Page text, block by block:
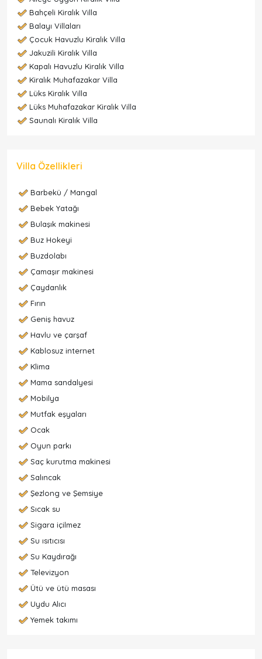
Bahçeli Kiralık Villa
Balayı Villaları
Çocuk Havuzlu Kiralık Villa
Jakuzili Kiralık Villa
Kapalı Havuzlu Kiralık Villa
Kiralık Muhafazakar Villa
Lüks Kiralık Villa
Lüks Muhafazakar Kiralık Villa
Saunalı Kiralık Villa
Villa Özellikleri
Barbekü / Mangal
Bebek Yatağı
Bulaşık makinesi
Buz Hokeyi
Buzdolabı
Çamaşır makinesi
Çaydanlık
Fırın
Geniş havuz
Havlu ve çarşaf
Kablosuz internet
Klima
Mama sandalyesi
Mobilya
Mutfak eşyaları
Ocak
Oyun parkı
Saç kurutma makinesi
Salıncak
Şezlong ve Şemsiye
Sıcak su
Sigara içilmez
Su ısıtıcısı
Su Kaydırağı
Televizyon
Ütü ve ütü masası
Uydu Alıcı
Yemek takımı